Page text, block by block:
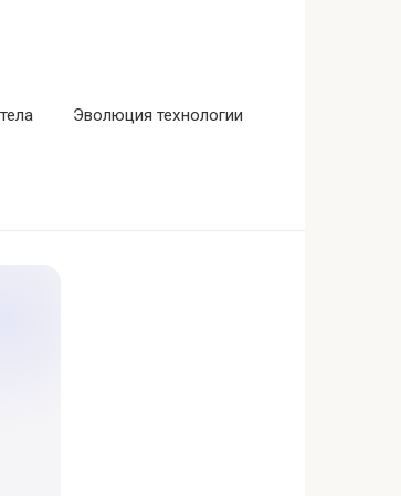
Эволюция технологии